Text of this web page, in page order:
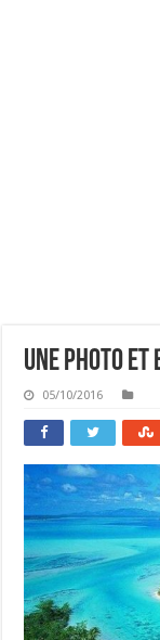
Une Photo Et
05/10/2016